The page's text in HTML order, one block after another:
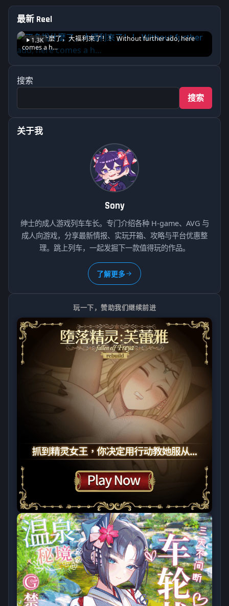
最新 Reel
1.3K
不多說什麼了，大福利來了！！ Without further ado, here
comes a h…
搜索
搜索
关于我
Sony
绅士的成人游戏列车车长。专门介绍各种 H-game、AVG 与
成人向游戏，分享最新情报、实玩开箱、攻略与平台优惠整
理。跳上列车，一起发掘下一款值得玩的作品。
了解更多
玩一下，赞助我们继续前进